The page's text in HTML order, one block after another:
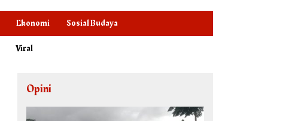
Ekonomi
Sosial Budaya
Viral
Opini